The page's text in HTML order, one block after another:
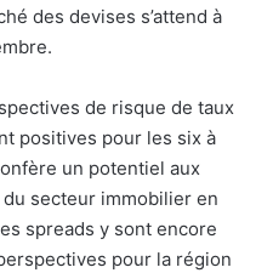
des devises s’attend à
de risque de taux
positives pour les six à
un potentiel aux
secteur immobilier en
spreads y sont encore
pour la région